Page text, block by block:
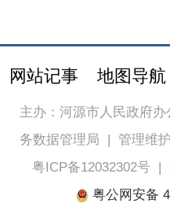
网站记事 地图导航
主办：河源市人民政府办
务数据管理局 | 管理维
粤ICP备12032302号|
粤公网安备